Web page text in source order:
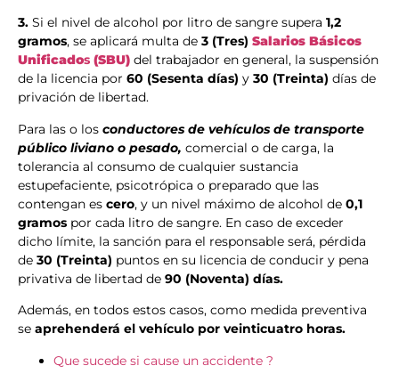
3. Si el nivel de alcohol por litro de sangre supera 1,2
gramos, se aplicará multa de 3 (Tres) Salarios Básicos
Unificados (SBU) del trabajador en general, la suspensión
de la licencia por 60 (Sesenta días) y 30 (Treinta) días de
privación de libertad.
Para las o los conductores de vehículos de transporte
público liviano o pesado, comercial o de carga, la
tolerancia al consumo de cualquier sustancia
estupefaciente, psicotrópica o preparado que las
contengan es cero, y un nivel máximo de alcohol de 0,1
gramos por cada litro de sangre. En caso de exceder
dicho límite, la sanción para el responsable será, pérdida
de 30 (Treinta) puntos en su licencia de conducir y pena
privativa de libertad de 90 (Noventa) días.
Además, en todos estos casos, como medida preventiva
se aprehenderá el vehículo por veinticuatro horas.
Que sucede si cause un accidente ?